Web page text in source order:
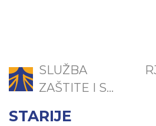
SLUŽBA
ZAŠTITE I S...
STARIJE